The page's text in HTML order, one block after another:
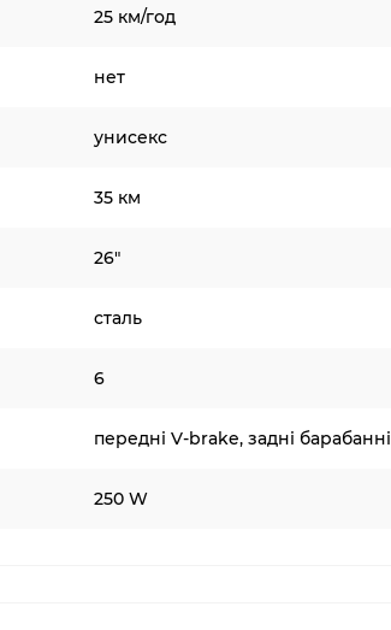
25 км/год
нет
унисекс
35 км
26"
сталь
6
передні V-brake, задні барабанні
250 W